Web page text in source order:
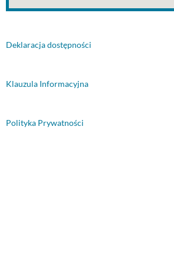
Deklaracja dostępności
Klauzula Informacyjna
Polityka Prywatności